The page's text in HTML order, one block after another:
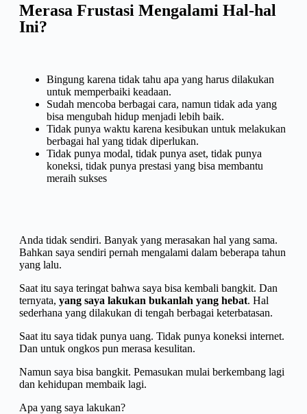
Merasa Frustasi Mengalami Hal-hal
Ini?
Bingung karena tidak tahu apa yang harus dilakukan
untuk memperbaiki keadaan.
Sudah mencoba berbagai cara, namun tidak ada yang
bisa mengubah hidup menjadi lebih baik.
Tidak punya waktu karena kesibukan untuk melakukan
berbagai hal yang tidak diperlukan.
Tidak punya modal, tidak punya aset, tidak punya
koneksi, tidak punya prestasi yang bisa membantu
meraih sukses
Anda tidak sendiri. Banyak yang merasakan hal yang sama.
Bahkan saya sendiri pernah mengalami dalam beberapa tahun
yang lalu.
Saat itu saya teringat bahwa saya bisa kembali bangkit. Dan
ternyata, yang saya lakukan bukanlah yang hebat. Hal
sederhana yang dilakukan di tengah berbagai keterbatasan.
Saat itu saya tidak punya uang. Tidak punya koneksi internet.
Dan untuk ongkos pun merasa kesulitan.
Namun saya bisa bangkit. Pemasukan mulai berkembang lagi
dan kehidupan membaik lagi.
Apa yang saya lakukan?